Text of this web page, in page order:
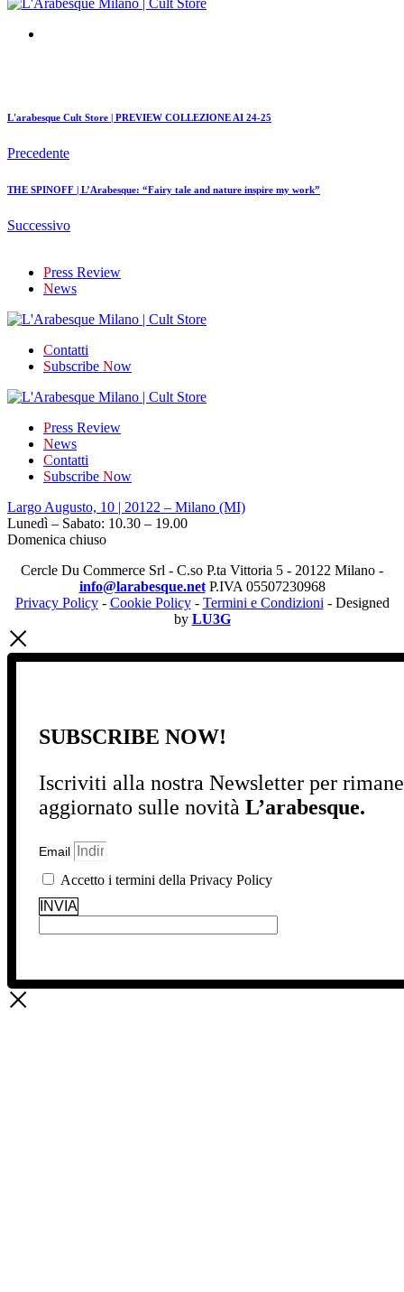
L'arabesque Cult Store | PREVIEW COLLEZIONE AI 24-25
Precedente
THE SPINOFF | L’Arabesque: “Fairy tale and nature inspire my work”
Successivo
Press Review
News
Contatti
Subscribe Now
Press Review
News
Contatti
Subscribe Now
Largo Augusto, 10 | 20122 – Milano (MI)
Lunedì – Sabato: 10.30 – 19.00
Domenica chiuso
Cercle Du Commerce Srl - C.so P.ta Vittoria 5 - 20122 Milano -
info@larabesque.netP.IVA 05507230968
Privacy Policy- Cookie Policy- Termini e Condizioni - Designed
by LU3G
SUBSCRIBE NOW!
Iscriviti alla nostra Newsletter per
aggiornato sulle novità L’arabesque.
Email
Accetto i termini della Privacy Policy
INVIA